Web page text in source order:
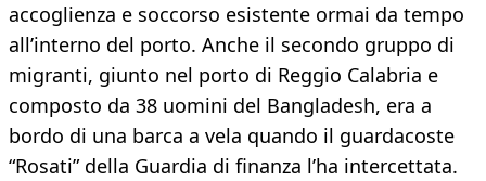
accoglienza e soccorso esistente ormai da tempo
all’interno del porto. Anche il secondo gruppo di
migranti, giunto nel porto di Reggio Calabria e
composto da 38 uomini del Bangladesh, era a
bordo di una barca a vela quando il guardacoste
“Rosati” della Guardia di finanza l’ha intercettata.